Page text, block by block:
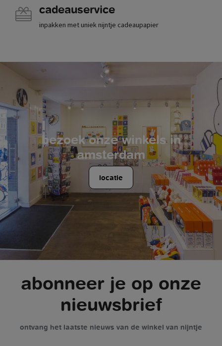
cadeauservice
inpakken met uniek nijntje cadeaupapier
bezoek onze winkels in
amsterdam
locatie
abonneer je op onze
nieuwsbrief
ontvang het laatste nieuws van de winkel van nijntje